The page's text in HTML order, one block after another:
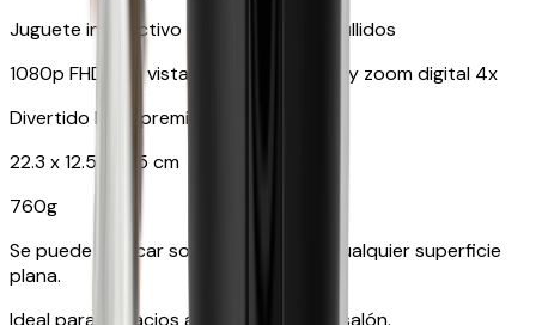
Juguete interactivo y sensores de maullidos
1080p FHD con vista giratoria de 360° y zoom digital 4x
Divertido lanzapremios
22.3 x 12.5 x 12.5 cm
760g
Se puede colocar sobre una mesa o cualquier superficie
plana.
Ideal para espacios abiertos, como el salón.